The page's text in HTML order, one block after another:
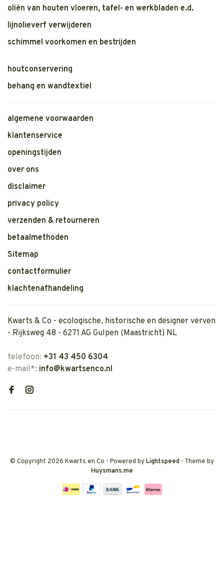
oliën van houten vloeren, tafel- en werkbladen e.d.
lijnolieverf verwijderen
schimmel voorkomen en bestrijden
houtconservering
behang en wandtextiel
algemene voorwaarden
klantenservice
openingstijden
over ons
disclaimer
privacy policy
verzenden & retourneren
betaalmethoden
Sitemap
contactformulier
klachtenafhandeling
Kwarts & Co - ecologische, historische en designer verven
- Rijksweg 48 - 6271 AG Gulpen (Maastricht) NL
telefoon: +31 43 450 6304
e-mail*: info@kwartsenco.nl
© Copyright 2026 Kwarts en Co - Powered byLightspeed - Theme by
Huysmans.me